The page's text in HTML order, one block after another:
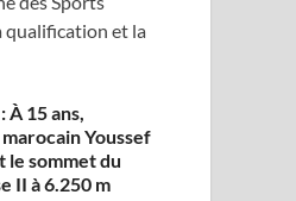
qualification et la
À 15 ans,
marocain Youssef
le sommet du
II à 6.250 m